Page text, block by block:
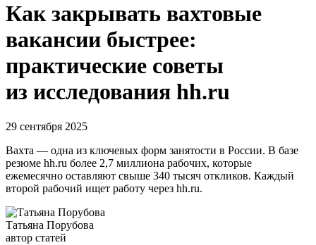
Как закрывать вахтовые
вакансии быстрее:
практические советы
из исследования hh.ru
29 сентября 2025
Вахта — одна из ключевых форм занятости в России. В базе
резюме hh.ru более 2,7 миллиона рабочих, которые
ежемесячно оставляют свыше 340 тысяч откликов. Каждый
второй рабочий ищет работу через hh.ru.
Татьяна Порубова
автор статей